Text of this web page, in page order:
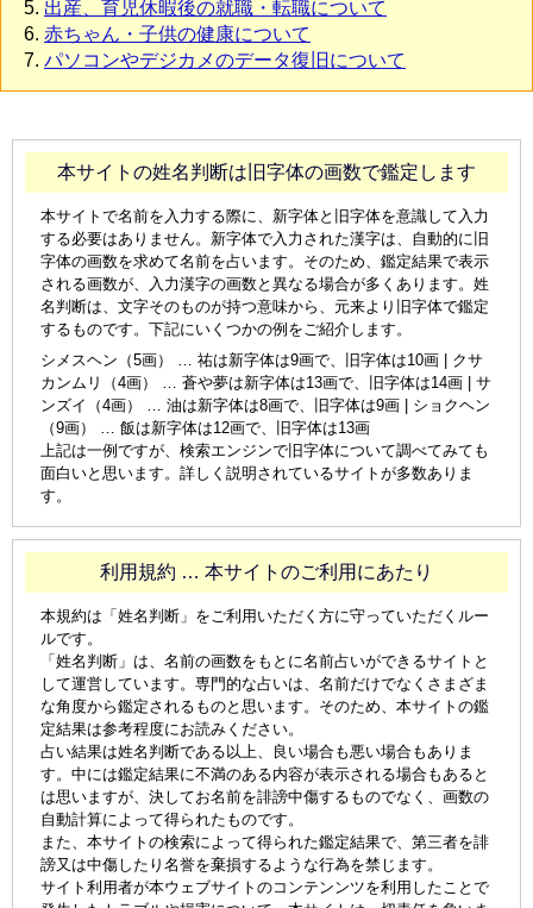
出産、育児休暇後の就職・転職について
赤ちゃん・子供の健康について
パソコンやデジカメのデータ復旧について
本サイトの姓名判断は旧字体の画数で鑑定します
本サイトで名前を入力する際に、新字体と旧字体を意識して入力
する必要はありません。新字体で入力された漢字は、自動的に旧
字体の画数を求めて名前を占います。そのため、鑑定結果で表示
される画数が、入力漢字の画数と異なる場合が多くあります。姓
名判断は、文字そのものが持つ意味から、元来より旧字体で鑑定
するものです。下記にいくつかの例をご紹介します。
シメスヘン（5画） … 祐は新字体は9画で、旧字体は10画 | クサ
カンムリ（4画） … 蒼や夢は新字体は13画で、旧字体は14画 | サ
ンズイ（4画） … 油は新字体は8画で、旧字体は9画 | ショクヘン
（9画） … 飯は新字体は12画で、旧字体は13画
上記は一例ですが、検索エンジンで旧字体について調べてみても
面白いと思います。詳しく説明されているサイトが多数ありま
す。
利用規約 … 本サイトのご利用にあたり
本規約は「姓名判断」をご利用いただく方に守っていただくルー
ルです。
「姓名判断」は、名前の画数をもとに名前占いができるサイトと
して運営しています。専門的な占いは、名前だけでなくさまざま
な角度から鑑定されるものと思います。そのため、本サイトの鑑
定結果は参考程度にお読みください。
占い結果は姓名判断である以上、良い場合も悪い場合もありま
す。中には鑑定結果に不満のある内容が表示される場合もあると
は思いますが、決してお名前を誹謗中傷するものでなく、画数の
自動計算によって得られたものです。
また、本サイトの検索によって得られた鑑定結果で、第三者を誹
謗又は中傷したり名誉を棄損するような行為を禁じます。
サイト利用者が本ウェブサイトのコンテンンツを利用したことで